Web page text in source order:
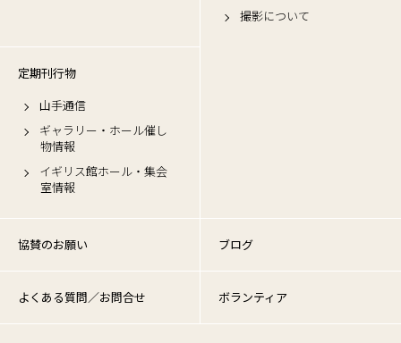
撮影について
定期刊行物
山手通信
ギャラリー・ホール催し
物情報
イギリス館ホール・集会
室情報
協賛のお願い ブログ
よくある質問／お問合せ ボランティア